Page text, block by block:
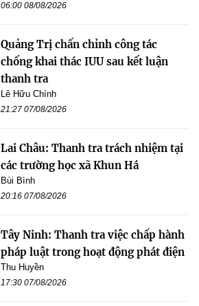
06:00 08/08/2026
Quảng Trị chấn chỉnh công tác
chống khai thác IUU sau kết luận
thanh tra
Lê Hữu Chính
21:27 07/08/2026
Lai Châu: Thanh tra trách nhiệm tại
các trường học xã Khun Há
Bùi Bình
20:16 07/08/2026
Tây Ninh: Thanh tra việc chấp hành
pháp luật trong hoạt động phát điện
Thu Huyền
17:30 07/08/2026